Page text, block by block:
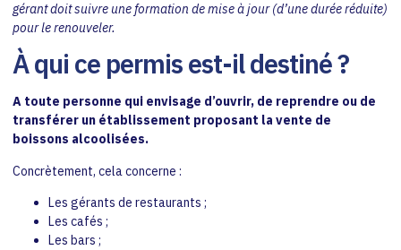
gérant doit suivre une formation de mise à jour (d’une durée réduite)
pour le renouveler.
À qui ce permis est-il destiné ?
A toute personne qui envisage d’ouvrir, de reprendre ou de
transférer un établissement proposant la vente de
boissons alcoolisées.
Concrètement, cela concerne :
Les gérants de restaurants ;
Les cafés ;
Les bars ;